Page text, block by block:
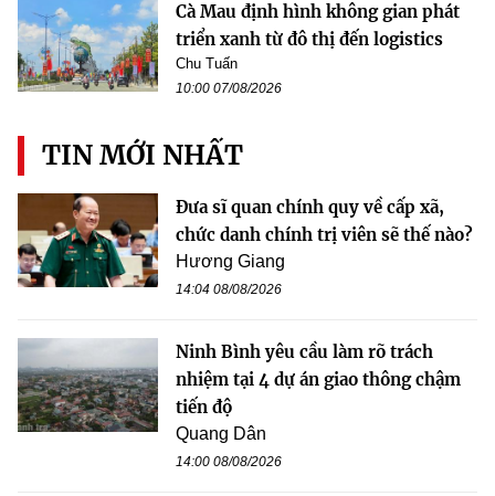
Cà Mau định hình không gian phát
triển xanh từ đô thị đến logistics
Chu Tuấn
10:00 07/08/2026
TIN MỚI NHẤT
Đưa sĩ quan chính quy về cấp xã,
chức danh chính trị viên sẽ thế nào?
Hương Giang
14:04 08/08/2026
Ninh Bình yêu cầu làm rõ trách
nhiệm tại 4 dự án giao thông chậm
tiến độ
Quang Dân
14:00 08/08/2026